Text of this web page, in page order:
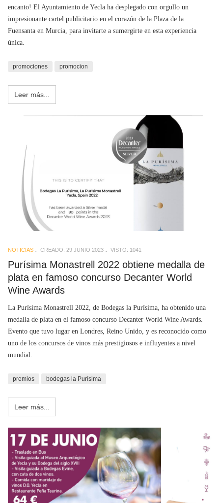
encanto! El Ayuntamiento de Yecla ha desplegado con orgullo un
impresionante cartel publicitario en el corazón de la Plaza de la
Fuensanta en Murcia, para invitarte a sumergirte en esta experiencia
única.
promociones promocion
Leer más...
NOTICIAS CREADO: 29 JUNIO 2023 VISTO: 1041
Purísima Monastrell 2022 obtiene medalla de
plata en famoso concurso Decanter World
Wine Awards
La Purísima Monastrell 2022, de Bodegas la Purísima, ha obtenido una
medalla de plata en el famoso concurso Decanter World Wine Awards.
Evento que tuvo lugar en Londres, Reino Unido, y es reconocido como
uno de los concursos de vinos más prestigiosos e influyentes a nivel
mundial.
premios bodegas la Purísima
Leer más...